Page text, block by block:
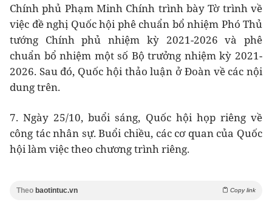
Chính phủ Phạm Minh Chính trình bày Tờ trình về
việc đề nghị Quốc hội phê chuẩn bổ nhiệm Phó Thủ
tướng Chính phủ nhiệm kỳ 2021-2026 và phê
chuẩn bổ nhiệm một số Bộ trưởng nhiệm kỳ 2021-
2026. Sau đó, Quốc hội thảo luận ở Đoàn về các nội
dung trên.
7. Ngày 25/10, buổi sáng, Quốc hội họp riêng về
công tác nhân sự. Buổi chiều, các cơ quan của Quốc
hội làm việc theo chương trình riêng.
Theo baotintuc.vn Copy link